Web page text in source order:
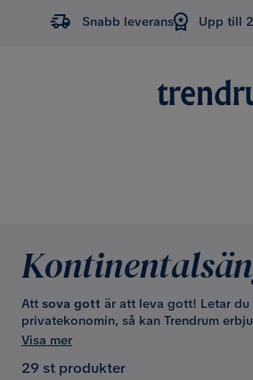
Snabb leverans Upp till
Att sova gott är att leva gott! Letar
privatekonomin, så kan Trendrum
början vet exakt vilken typ av säng
finner du här nedan.
Visa mer
29 st produkter